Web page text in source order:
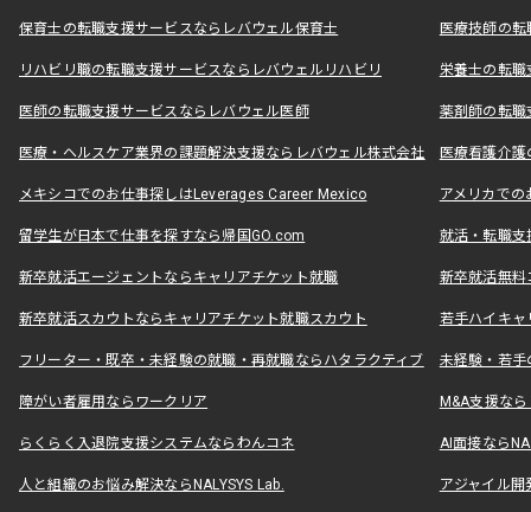
保育士の転職支援サービスならレバウェル保育士 医療技師の
リハビリ職の転職支援サービスならレバウェルリハビリ 栄養士の転
医師の転職支援サービスならレバウェル医師 薬剤師の転
医療・ヘルスケア業界の課題解決支援ならレバウェル株式会社 医療看護介
メキシコでのお仕事探しはLeverages Career Mexico アメリカで
留学生が日本で仕事を探すなら帰国GO.com 就活・転職
新卒就活エージェントならキャリアチケット就職 新卒就活無料
新卒就活スカウトならキャリアチケット就職スカウト 若手ハイキ
フリーター・既卒・未経験の就職・再就職ならハタラクティブ 未経験・若手
障がい者雇用ならワークリア M&A支援な
らくらく入退院支援システムならわんコネ AI面接なら
人と組織のお悩み解決ならNALYSYS Lab. アジャイル